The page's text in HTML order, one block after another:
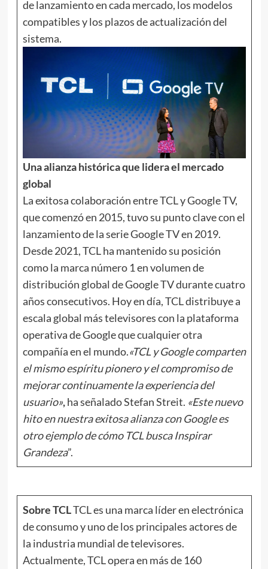
de lanzamiento en cada mercado, los modelos
compatibles y los plazos de actualización del
sistema.
Una alianza histórica que lidera el mercado
global
La exitosa colaboración entre TCL y Google TV,
que comenzó en 2015, tuvo su punto clave con el
lanzamiento de la serie Google TV en 2019.
Desde 2021, TCL ha mantenido su posición
como la marca número 1 en volumen de
distribución global de Google TV durante cuatro
años consecutivos. Hoy en día, TCL distribuye a
escala global más televisores con la plataforma
operativa de Google que cualquier otra
compañía en el mundo.«TCL y Google comparten
el mismo espíritu pionero y el compromiso de
mejorar continuamente la experiencia del
usuario»,ha señalado Stefan Streit. «Este nuevo
hito en nuestra exitosa alianza con Google es
otro ejemplo de cómo TCL busca Inspirar
Grandeza”.
Sobre TCLTCL es una marca líder en electrónica
de consumo y uno de los principales actores de
la industria mundial de televisores.
Actualmente, TCL opera en más de 160